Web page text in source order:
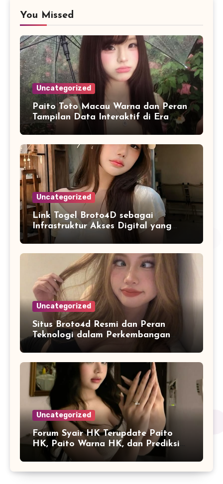
You Missed
Uncategorized
Paito Toto Macau Warna dan Peran
Tampilan Data Interaktif di Era
Informasi Digital Modern
Uncategorized
Link Togel Broto4D sebagai
Infrastruktur Akses Digital yang
Lebih Stabil dan Cepat
Uncategorized
Situs Broto4d Resmi dan Peran
Teknologi dalam Perkembangan
Platform Online
Uncategorized
Forum Syair HK Terupdate Paito
HK, Paito Warna HK, dan Prediksi
Harian